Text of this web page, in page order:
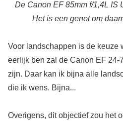
De Canon EF 85mm f/1,4L IS
Het is een genot om
Voor landschappen is de keuze
eerlijk ben zal de Canon EF 24-
zijn. Daar kan ik bijna alle
die ik wens. Bijna...
Overigens, dit objectief zou het